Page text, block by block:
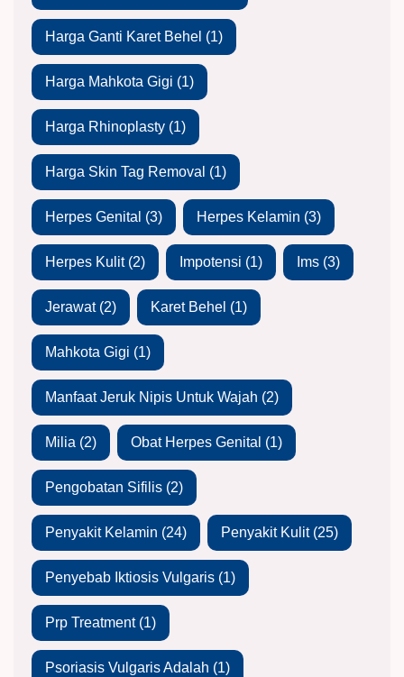
Harga Ganti Karet Behel (1)
Harga Mahkota Gigi (1)
Harga Rhinoplasty (1)
Harga Skin Tag Removal (1)
Herpes Genital (3) Herpes Kelamin (3)
Herpes Kulit(2) Impotensi (1) Ims (3)
Jerawat(2) Karet Behel (1)
Mahkota Gigi (1)
Manfaat Jeruk Nipis Untuk Wajah (2)
Milia (2) Obat Herpes Genital (1)
Pengobatan Sifilis (2)
Penyakit Kelamin (24) Penyakit Kulit(25)
Penyebab Iktiosis Vulgaris (1)
Prp Treatment(1)
Psoriasis Vulgaris Adalah (1)